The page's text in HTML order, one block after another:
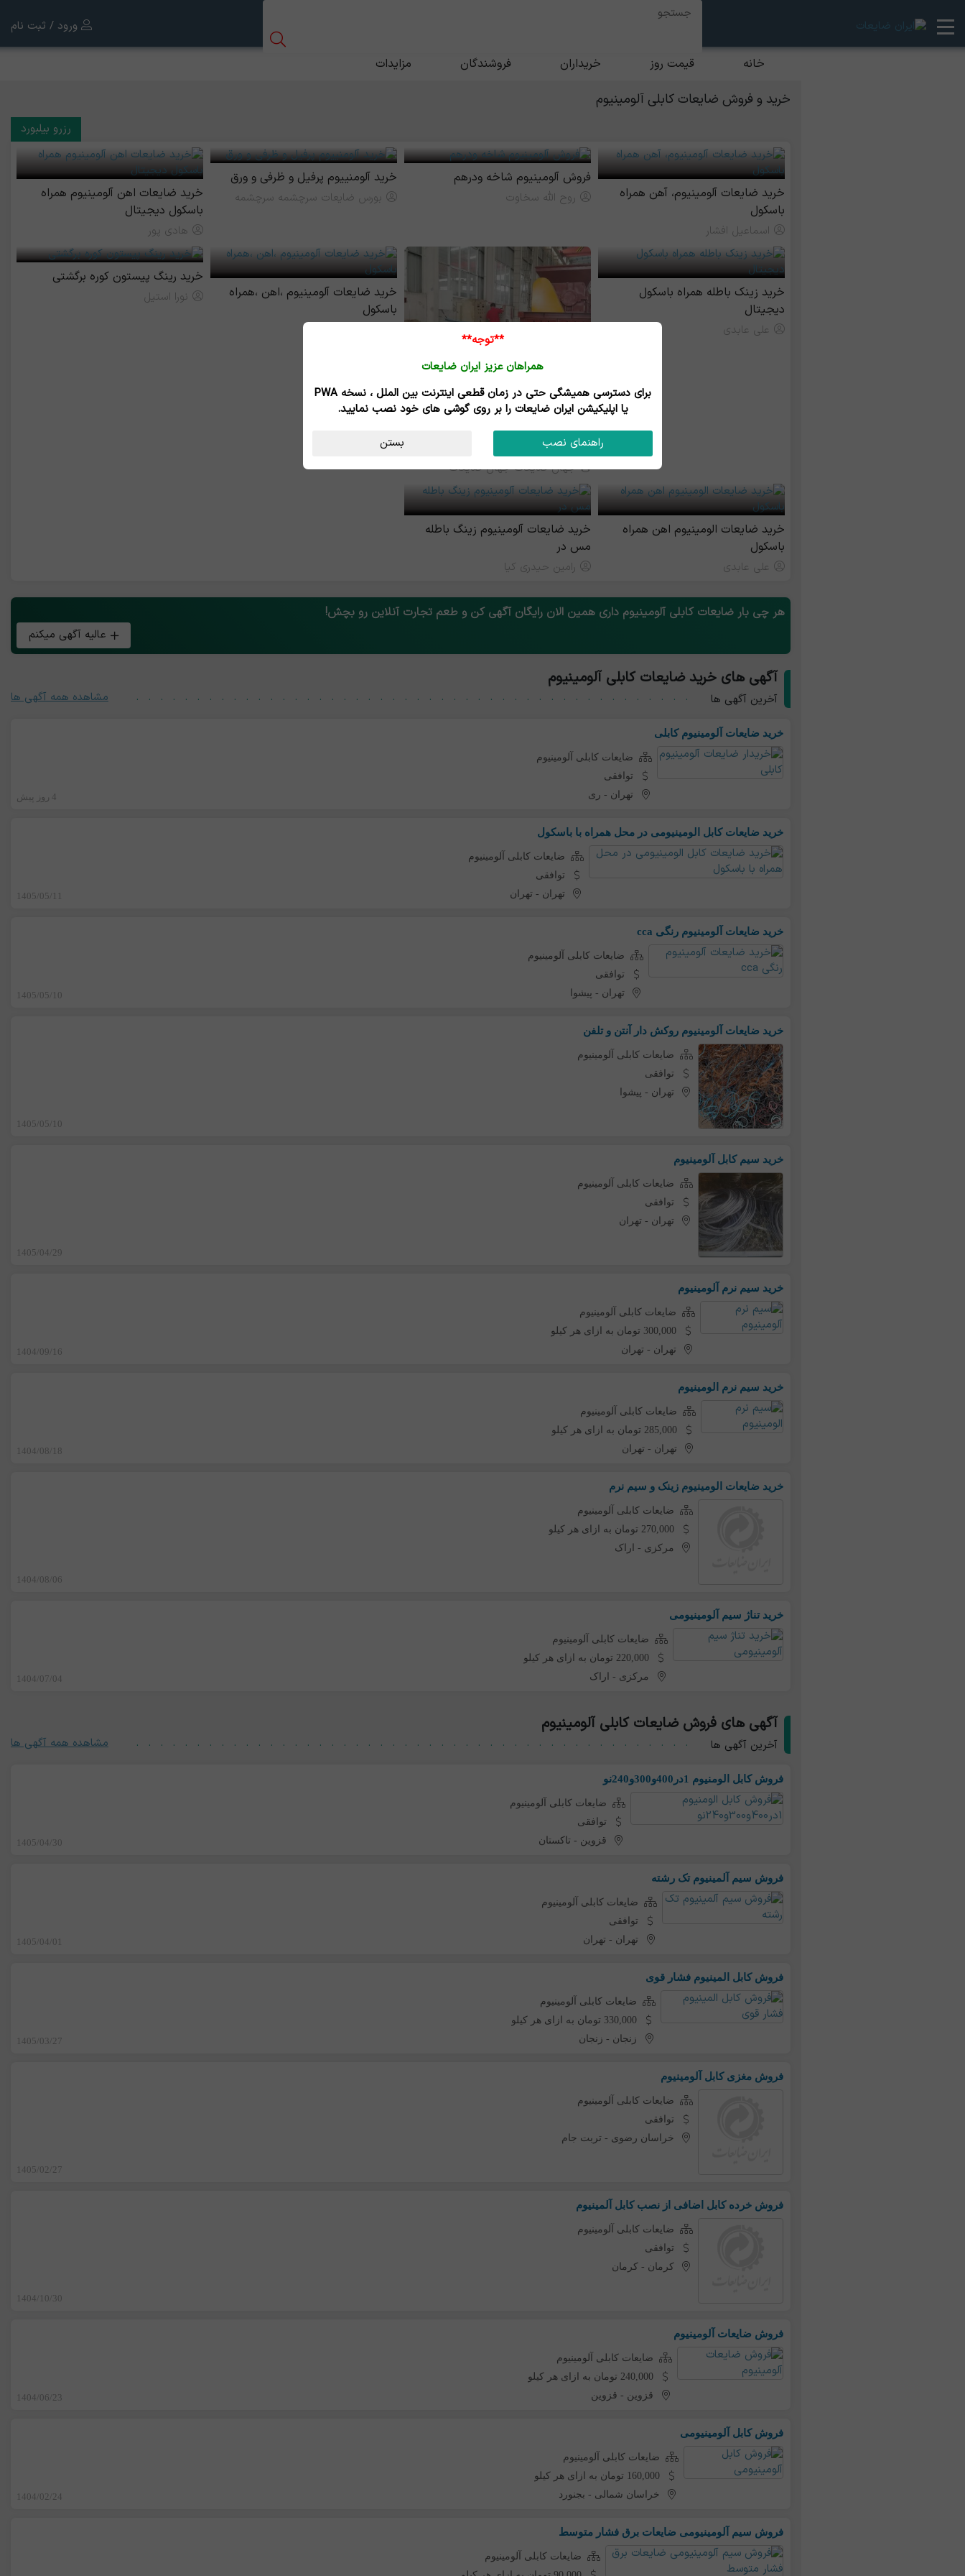
ورود / ثبت نام
خانه قیمت روز خریداران فروشندگان مزایدات
خرید و فروش ضایعات کابلی آلومینیوم
رزرو بیلبورد
خرید ضایعات آلومینیوم، آهن همراه
باسکول
اسماعیل افشار
فروش آلومینیوم شاخه ودرهم
روح الله سخاوت
خرید آلومنییوم پرفیل و ظرفی و ورق
بورس ضايعات سرچشمه سرچشمه
خرید ضایعات اهن آلومینیوم همراه
باسکول دیجیتال
هادی پور
خرید زینک باطله همراه باسکول
دیجیتال
علی عابدی
خرید ضایعات الومینیوم و درب پنجره
جهان ضایعات جهان ضایعات
خرید ضایعات آلومینیوم ،اهن ،همراه
باسکول
خرید رینگ پیستون کوره برگشتی
نورا استیل
خرید ضایعات الومینیوم اهن همراه
باسکول
علی عابدی
خرید ضایعات آلومینیوم زینگ باطله
مس در
رامین حیدری کیا
هر چی بار ضایعات کابلی آلومینیوم داری همین الان رایگان آگهی کن و طعم تجارت آنلاین رو بچش!
عالیه آگهی میکنم
آگهی های خرید ضایعات کابلی آلومینیوم
آخرین آگهی ها مشاهده همه آگهی ها
خرید ضایعات آلومینیوم کابلی
ضایعات کابلی آلومینیوم
توافقی
تهران - ری 4 روز پیش
خرید ضایعات کابل الومینیومی در محل همراه با باسکول
ضایعات کابلی آلومینیوم
توافقی
تهران -تهران 1405/05/11
خرید ضایعات آلومینیوم رنگی cca
ضایعات کابلی آلومینیوم
توافقی
تهران - پیشوا 1405/05/10
خرید ضایعات آلومینیوم روکش دار آنتن و تلفن
ضایعات کابلی آلومینیوم
توافقی
تهران - پیشوا
1405/05/10
خرید سیم کابل آلومینیوم
ضایعات کابلی آلومینیوم
توافقی
تهران -تهران
1405/04/29
خرید سیم نرم آلومینیوم
ضایعات کابلی آلومینیوم
300,000 تومان به ازای هر کیلو
تهران -تهران 1404/09/16
خرید سیم نرم الومینیوم
ضایعات کابلی آلومینیوم
285,000 تومان به ازای هر کیلو
تهران -تهران 1404/08/18
خرید ضایعات الومینیوم زینک و سیم نرم
ضایعات کابلی آلومینیوم
270,000 تومان به ازای هر کیلو
مرکزی - اراک
1404/08/06
خرید تناژ سیم آلومینیومی
ضایعات کابلی آلومینیوم
220,000 تومان به ازای هر کیلو
مرکزی - اراک 1404/07/04
آگهی های فروش ضایعات کابلی آلومینیوم
آخرین آگهی ها مشاهده همه آگهی ها
فروش کابل الومنیوم 1در400و300و240نو
ضایعات کابلی آلومینیوم
توافقی
قزوین -تاکستان 1405/04/30
فروش سیم آلمینیوم تک رشته
ضایعات کابلی آلومینیوم
توافقی
تهران - تهران 1405/04/01
فروش کابل المینیوم فشار قوی
ضایعات کابلی آلومینیوم
330,000 تومان به ازای هر کیلو
زنجان - زنجان 1405/03/27
فروش مغزی کابل آلومینیوم
ضایعات کابلی آلومینیوم
توافقی
خراسان رضوی -تربت جام
1405/02/27
فروش خرده کابل اضافی از نصب کابل آلمینیوم
ضایعات کابلی آلومینیوم
توافقی
کرمان -کرمان
1404/10/30
فروش ضایعات آلومینیوم
ضایعات کابلی آلومینیوم
240,000 تومان به ازای هر کیلو
قزوین - قزوین 1404/06/23
فروش کابل آلومینیومی
ضایعات کابلی آلومینیوم
160,000 تومان به ازای هر کیلو
خراسان شمالی - بجنورد 1404/02/24
فروش سیم آلومینیومی ضایعات برق فشار متوسط
ضایعات کابلی آلومینیوم
**توجه**
همراهان عزیز ایران ضایعات
برای دسترسی همیشگی حتی در زمان قطعی اینترنت بین الملل ، نسخه PWA
یا اپلیکیشن ایران ضایعات را بر روی گوشی های خود نصب نمایید.
راهنمای نصب بستن